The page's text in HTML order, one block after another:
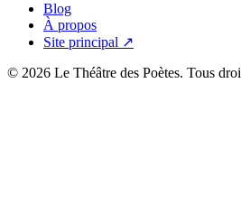
Blog
À propos
Site principal ↗
© 2026 Le Théâtre des Poètes. Tous